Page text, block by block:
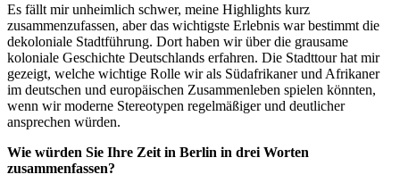
Es fällt mir unheimlich schwer, meine Highlights kurz
zusammenzufassen, aber das wichtigste Erlebnis war bestimmt die
dekoloniale Stadtführung. Dort haben wir über die grausame
koloniale Geschichte Deutschlands erfahren. Die Stadttour hat mir
gezeigt, welche wichtige Rolle wir als Südafrikaner und Afrikaner
im deutschen und europäischen Zusammenleben spielen könnten,
wenn wir moderne Stereotypen regelmäßiger und deutlicher
ansprechen würden.
Wie würden Sie Ihre Zeit in Berlin in drei Worten
zusammenfassen?